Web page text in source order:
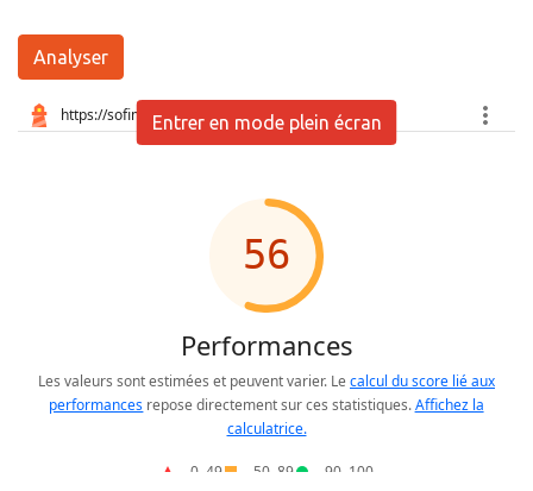
Analyser
Entrer en mode plein écran